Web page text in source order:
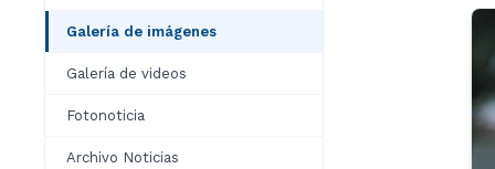
Galería de imágenes
Galería de videos
Fotonoticia
Archivo Noticias